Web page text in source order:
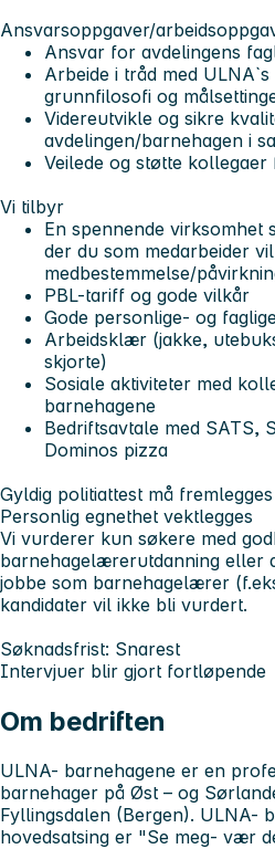
Ansvarsoppgaver/
Ansvar for avdelingens
Arbeide i tråd med
grunnfilosofi og
Videreutvikle og sikre
avdelingen/barnehagen i
Veilede og støtte
Vi tilbyr
En spennende virksomhet
der du som medarbeider
medbestemmelse/
PBL-tariff og gode vilkår
Gode personlige- og
Arbeidsklær (jakke,
skjorte)
Sosiale aktiviteter med
barnehagene
Bedriftsavtale med SATS,
Dominos pizza
Gyldig politiattest må
Personlig egnethet vektlegges
Vi vurderer kun søkere med
barnehagelærerutdanning eller
jobbe som barnehagelærer
kandidater vil ikke bli vurdert.
Søknadsfrist: Snarest
Intervjuer blir gjort fortløpende
Om bedriften
ULNA- barnehagene er en
barnehager på Øst – og
Fyllingsdalen (Bergen). ULNA-
hovedsatsing er "Se meg- vær